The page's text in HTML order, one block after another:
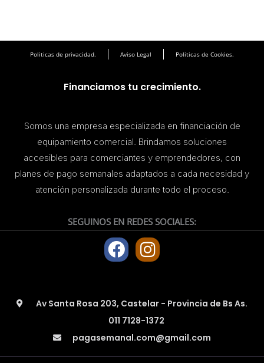
Politicas de privacidad. Aviso Legal Politicas de Cookies.
Financiamos tu crecimiento.
Somos una empresa especializada en financiación de
equipamiento comercial. Brindamos soluciones
accesibles para comerciantes y emprendedores, con
planes de pago semanales adaptados a cada necesidad y
atención personalizada durante todo el proceso.
SEGUINOS EN REDES SOCIALES:
F
a
e
b
o
o
I
n
t
a
g
r
Av Santa Rosa 203, Castelar - Provincia de Bs As.
011 7128-1372
pagasemanal.com@gmail.com